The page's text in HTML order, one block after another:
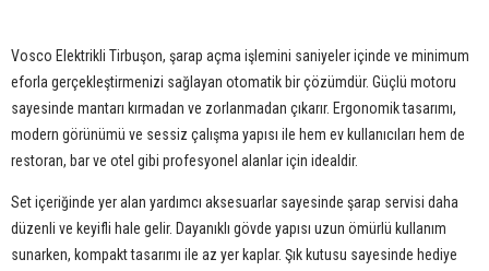
Vosco Elektrikli Tirbuşon, şarap açma işlemini saniyeler içinde ve minimum
eforla gerçekleştirmenizi sağlayan otomatik bir çözümdür. Güçlü motoru
sayesinde mantarı kırmadan ve zorlanmadan çıkarır. Ergonomik tasarımı,
modern görünümü ve sessiz çalışma yapısı ile hem ev kullanıcıları hem de
restoran, bar ve otel gibi profesyonel alanlar için idealdir.
Set içeriğinde yer alan yardımcı aksesuarlar sayesinde şarap servisi daha
düzenli ve keyifli hale gelir. Dayanıklı gövde yapısı uzun ömürlü kullanım
sunarken, kompakt tasarımı ile az yer kaplar. Şık kutusu sayesinde hediye